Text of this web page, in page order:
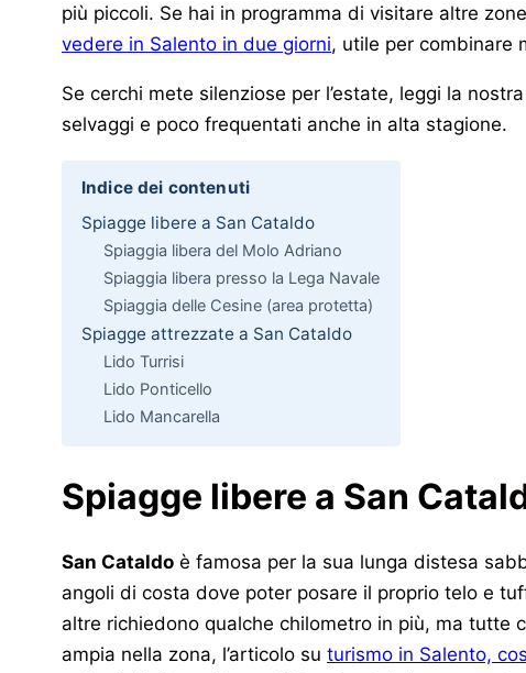
più piccoli. Se hai in programma di visitare altre
vedere in Salento in due giorni, utile per combinare
Se cerchi mete silenziose per l’estate, leggi la
selvaggi e poco frequentati anche in alta stagione.
Indice dei contenuti
Spiagge libere a San Cataldo
Spiaggia libera del Molo Adriano
Spiaggia libera presso la Lega Navale
Spiaggia delle Cesine (area protetta)
Spiagge attrezzate a San Cataldo
Lido Turrisi
Lido Ponticello
Lido Mancarella
Spiagge libere a San
San Cataldo è famosa per la sua lunga distesa
angoli di costa dove poter posare il proprio telo e
altre richiedono qualche chilometro in più, ma tutte
ampia nella zona, l’articolo su turismo in Salento,